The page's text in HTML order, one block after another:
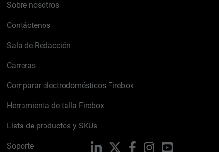
Sobre nosotros
Contáctenos
Sala de Redacción
Carreras
Comparar electrodomésticos Firebox
Herramienta de talla Firebox
Lista de productos y SKUs
Soporte LinkedIn FacebookInstagramYouTube